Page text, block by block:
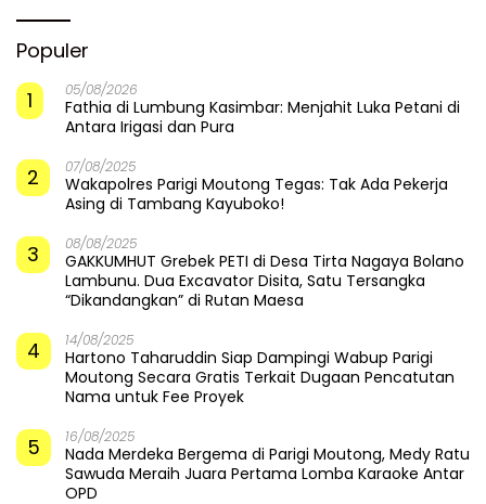
Populer
1
05/08/2026
Fathia di Lumbung Kasimbar: Menjahit Luka Petani di
Antara Irigasi dan Pura
2 07/08/2025
Wakapolres Parigi Moutong Tegas: Tak Ada Pekerja
Asing di Tambang Kayuboko!
3 08/08/2025
GAKKUMHUT Grebek PETI di Desa Tirta Nagaya Bolano
Lambunu. Dua Excavator Disita, Satu Tersangka
“Dikandangkan” di Rutan Maesa
4 14/08/2025
Hartono Taharuddin Siap Dampingi Wabup Parigi
Moutong Secara Gratis Terkait Dugaan Pencatutan
Nama untuk Fee Proyek
5 16/08/2025
Nada Merdeka Bergema di Parigi Moutong, Medy Ratu
Sawuda Meraih Juara Pertama Lomba Karaoke Antar
OPD